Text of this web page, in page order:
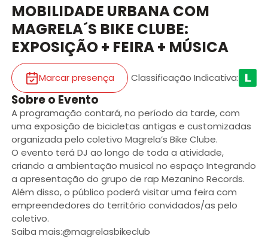
MOBILIDADE URBANA COM
MAGRELA´S BIKE CLUBE:
EXPOSIÇÃO + FEIRA + MÚSICA
Marcar presença Classificação Indicativa:
Sobre o Evento
A programação contará, no período da tarde, com
uma exposição de bicicletas antigas e customizadas
organizada pelo coletivo Magrela’s Bike Clube.
O evento terá DJ ao longo de toda a atividade,
criando a ambientação musical no espaço Integrando
a apresentação do grupo de rap Mezanino Records.
Além disso, o público poderá visitar uma feira com
empreendedores do território convidados/as pelo
coletivo.
Saiba mais:@magrelasbikeclub